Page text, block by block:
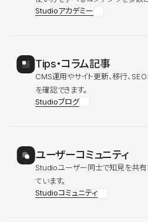
Studioアカデミー
Tips・コラム記事
CMS運用やサイト更新、移行、
を確認できます。
Studioブログ
ユーザーコミュニティ
Studioユーザー同士で知見を共有
ています。
Studioコミュニティ